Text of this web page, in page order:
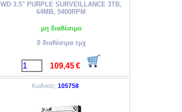
WD 3.5" PURPLE SURVEILLANCE 3TB,
64MB, 5400RPM
μη διαθέσιμο
0 διαθέσιμα τμχ
109,45€
Κωδικός: 105758